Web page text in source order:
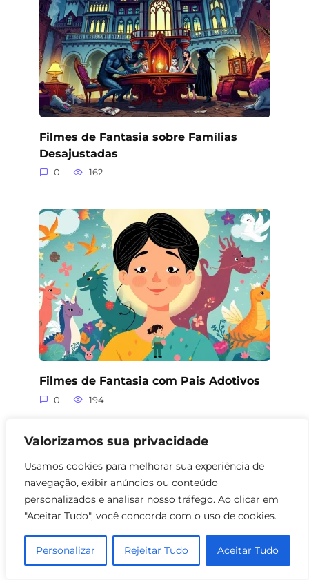
Valorizamos sua privacidade
Usamos cookies para melhorar sua experiência de
navegação, exibir anúncios ou conteúdo
personalizados e analisar nosso tráfego. Ao clicar em
"Aceitar Tudo", você concorda com o uso de cookies.
Personalizar Rejeitar Tudo Aceitar Tudo
Filmes de Fantasia sobre Famílias
Desajustadas
0 162
Filmes de Fantasia com Pais Adotivos
0 194